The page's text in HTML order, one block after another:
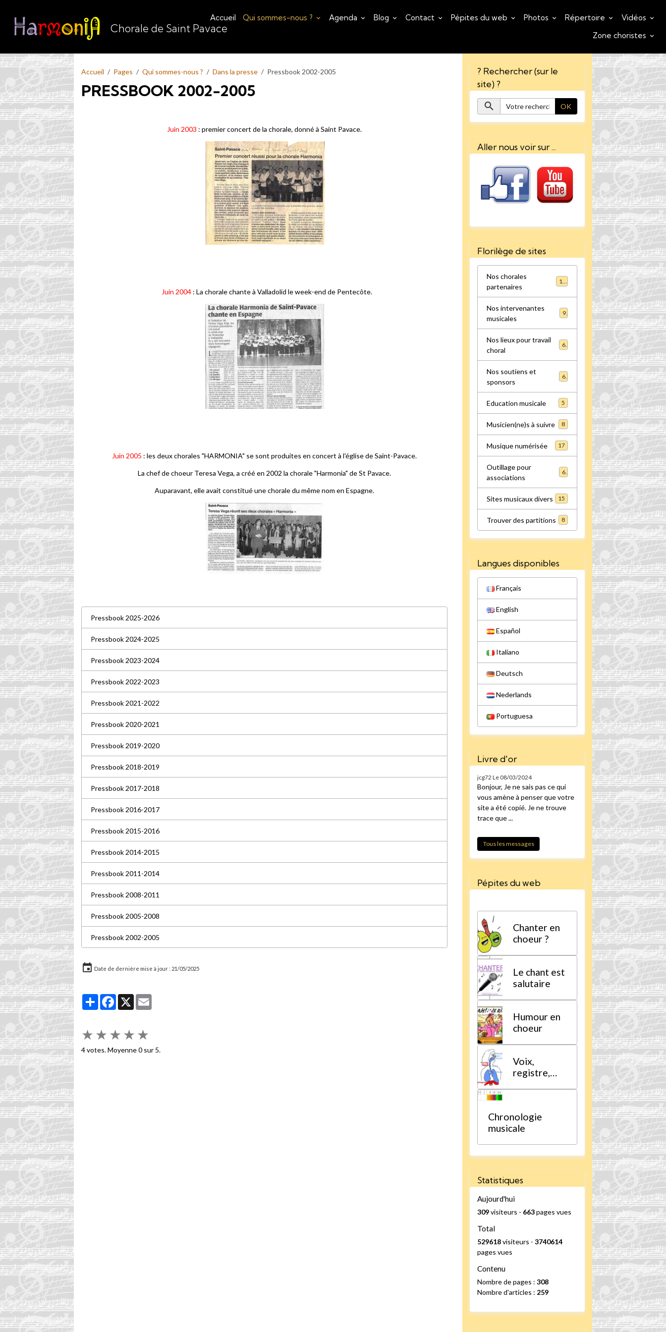
Chorale de Saint Pavace
Accueil Qui sommes-nous ? Agenda Blog Contact Pépites du web Photos Répertoire
Vidéos
Zone choristes
Accueil Pages Qui sommes-nous ? Dans la presse Pressbook 2002-2005
PRESSBOOK 2002-2005
Juin 2003 : premier concert de la chorale, donné à Saint Pavace.
Juin 2004 : La chorale chante à Valladolid le week-end de Pentecôte.
Juin 2005 : les deux chorales "HARMONIA" se sont produites en concert à l'église de Saint-Pavace.
La chef de choeur Teresa Vega, a créé en 2002 la chorale "Harmonia" de St Pavace.
Auparavant, elle avait constitué une chorale du même nom en Espagne.
Pressbook 2025-2026
Pressbook 2024-2025
Pressbook 2023-2024
Pressbook 2022-2023
Pressbook 2021-2022
Pressbook 2020-2021
Pressbook 2019-2020
Pressbook 2018-2019
Pressbook 2017-2018
Pressbook 2016-2017
Pressbook 2015-2016
Pressbook 2014-2015
Pressbook 2011-2014
Pressbook 2008-2011
Pressbook 2005-2008
Pressbook 2002-2005
Date de dernière mise à jour : 21/05/2025
PartagerFacebook
X
★ ★ ★ ★ ★
4votes. Moyenne0 sur 5.
? Rechercher (sur le
site) ?
OK
Aller nous voir sur ...
Florilège de sites
Nos chorales
partenaires
Nos intervenantes
musicales
9
Nos lieux pour travail
choral
Nos soutiens et
sponsors
6
Education musicale 5
Musicien(ne)s à suivre 8
Musique numérisée 17
Outillage pour
associations
Sites musicaux divers 15
Trouver des partitions 8
Langues disponibles
Français
English
Español
Italiano
Deutsch
Nederlands
Portuguesa
Livre d'or
jcg72 Le 08/03/2024
Bonjour, Je ne sais pas ce qui
vous amène à penser que votre
site a été copié. Je ne trouve
trace que ...
Tous les messages
Pépites du web
Chanter en
choeur ?
Le chant est
salutaire
Humour en
choeur
Voix,
registre,
Chronologie
musicale
Statistiques
Aujourd'hui
309visiteurs - 663pages vues
Total
529618visiteurs -3740614
pages vues
Contenu
Nombre de pages :308
Nombre d'articles : 259